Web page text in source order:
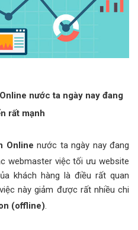
nước ta ngày nay đang
rất mạnh
Online nước ta ngày nay đang
webmaster việc tối ưu website
khách hàng là điều rất quan
này giảm được rất nhiều chi
(offline).